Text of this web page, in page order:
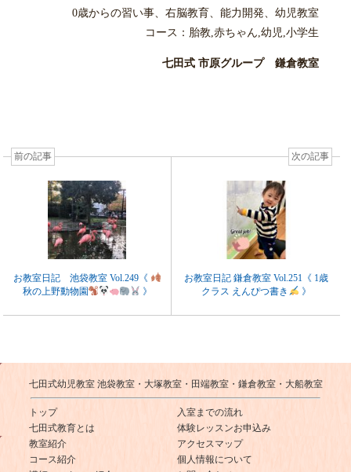
0歳からの習い事、右脳教育、能力開発、幼児教室
コース：胎教,赤ちゃん,幼児,小学生
七田式 市原グループ 鎌倉教室
前の記事
お教室日記 池袋教室 Vol.249《
秋の上野動物園
》
次の記事
お教室日記 鎌倉教室 Vol.251《 1歳
クラス えんぴつ書き
》
七田式幼児教室 池袋教室・大塚教室・田端教室・鎌倉教室・大船教室
トップ
入室までの流れ
七田式教育とは
体験レッスンお申込み
教室紹介
アクセスマップ
コース紹介
個人情報について